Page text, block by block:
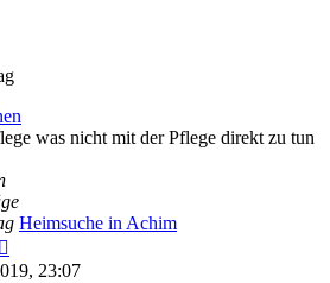
was nicht mit der Pflege direkt zu tun
Heimsuche in Achim
Beitrag
23:07